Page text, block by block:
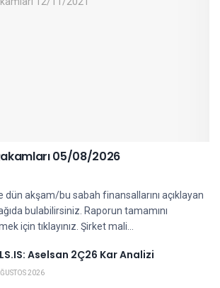
05/08/2026
dün akşam/bu sabah finansallarını açıklayan
bulabilirsiniz. Raporun tamamını
için tıklayınız. Şirket mali...
Aselsan 2Ç26 Kar Analizi
2026